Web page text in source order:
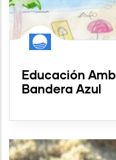
Educación
Bandera Azul